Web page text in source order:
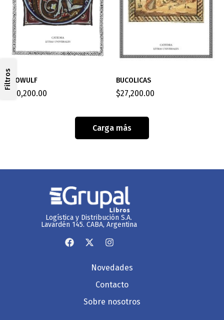
FiltrosBEOWULF
40,200.00
BUCOLICAS
$27,200.00
Carga más
Logística y Distribución S.A.
Lavardén 145. CABA, Argentina
Novedades
Contacto
Sobre nosotros